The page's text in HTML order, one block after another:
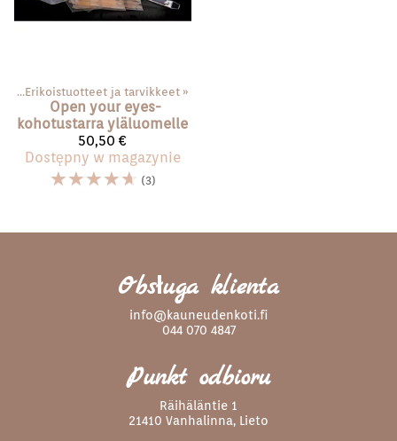
‪» Erikoistuotteet ja tarvikkeet ‪»
Open your eyes-
kohotustarra yläluomelle
50,50 €
Dostępny w magazynie
☆☆☆☆☆ (3)
Obsługa klienta
info@kauneudenkoti.fi
044 070 4847
Punkt odbioru
Räihäläntie 1
21410 Vanhalinna, Lieto